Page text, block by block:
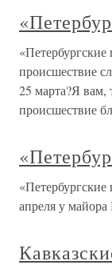
происшествие
25 марта?Я вам,
происшествие
апреля у майора